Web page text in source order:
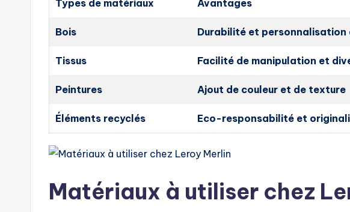
Types de matériaux Avantages
Bois Durabilité et personnalisation
Tissus Facilité de manipulation et
Peintures Ajout de couleur et de texture
Éléments recyclés Eco-responsabilité et
Matériaux à utiliser chez